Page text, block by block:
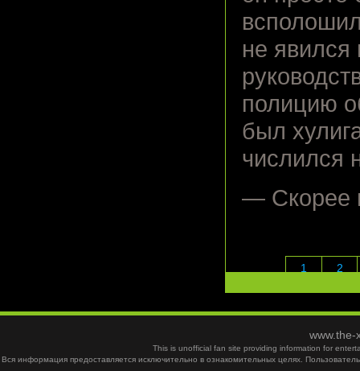
не явился
полицию
был
числился
— Скорее
1 2
This is unofficial fan site providing information for
Вся информация предоставляется исключительно в ознакомительных целях.